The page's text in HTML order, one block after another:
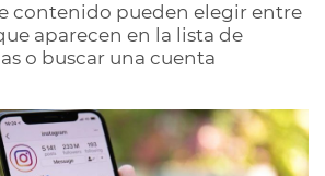
contenido pueden elegir entre
aparecen en la lista de
o buscar una cuenta